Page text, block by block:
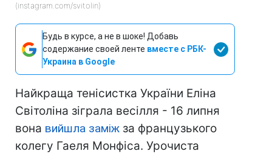
(instagram.com/svitolin)
Будь в курсе, а не в шоке! Добавь
содержание своей ленте вместе с РБК-
Украина в Google
Найкраща тенісистка України Еліна
Світоліна зіграла весілля - 16 липня
вона вийшла заміж за французького
колегу Гаеля Монфіса. Урочиста